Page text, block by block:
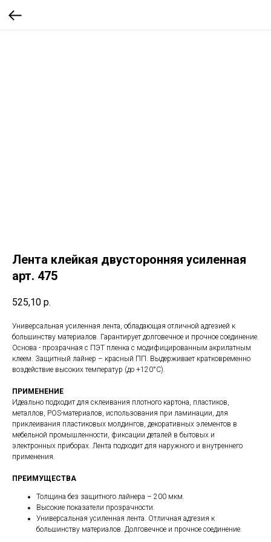
Лента клейкая двусторонняя усиленная
арт. 475
525,10 р.
Универсальная усиленная лента, обладающая отличной адгезией к
большинству материалов. Гарантирует долговечное и прочное соединение.
Основа - прозрачная с ПЭТ пленка с модифицированным акрилатным
клеем. Защитный лайнер – красный ПП. Выдерживает кратковременно
воздействие высоких температур (до +120°С).
ПРИМЕНЕНИЕ
Идеально подходит для склеивания плотного картона, пластиков,
металлов, POS-материалов, использования при ламинации, для
приклеивания пластиковых молдингов, декоративных элементов в
мебельной промышленности, фиксации деталей в бытовых и
электронных приборах. Лента подходит для наружного и внутреннего
применения.
ПРЕИМУЩЕСТВА
Толщина без защитного лайнера – 200 мкм.
Высокие показатели прозрачности.
Универсальная усиленная лента. Отличная адгезия к
большинству материалов. Долговечное и прочное соединение.